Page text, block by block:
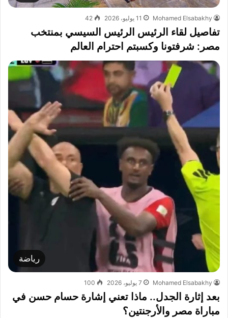
Mohamed Elsabakhy 11 يوليو، 2026 42
تفاصيل لقاء الرئيس الرئيس السيسي بمنتخب
مصر: شرفتونا وكسبتم احترام العالم
رياضة
Mohamed Elsabakhy 7 يوليو، 2026 100
بعد إثارة الجدل.. ماذا تعني إشارة حسام حسن في
مباراة مصر والأرجنتين؟